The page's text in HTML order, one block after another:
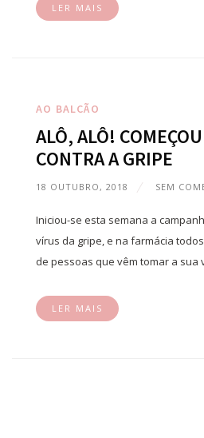
LER MAIS
AO BALCÃO
ALÔ, ALÔ!
CONTRA A GRIPE
18 OUTUBRO, 2018 SEM
Iniciou-se esta semana a
vírus da gripe, e na farmácia
de pessoas que vêm tomar a sua
LER MAIS